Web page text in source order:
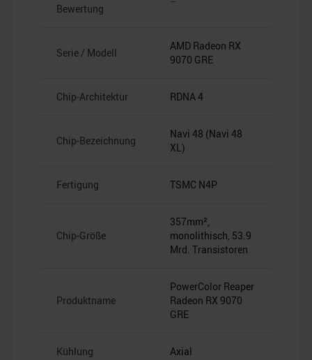
Bewertung
Serie / Modell
AMD Radeon RX
9070 GRE
Chip-Architektur RDNA 4
Chip-Bezeichnung
Navi 48 (Navi 48
XL)
Fertigung TSMC N4P
Chip-Größe
357mm²,
monolithisch, 53.9
Mrd. Transistoren
Produktname
PowerColor Reaper
Radeon RX 9070
GRE
Kühlung Axial